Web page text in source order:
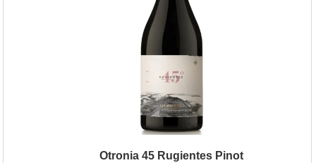
Otronia 45 Rugientes Pinot